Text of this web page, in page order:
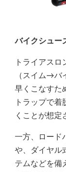
バイクシュー
トライアス
（スイム→バ
早くこなすた
トラップで
くことが想定
一方、ロード
や、ダイヤル
テムなどを備